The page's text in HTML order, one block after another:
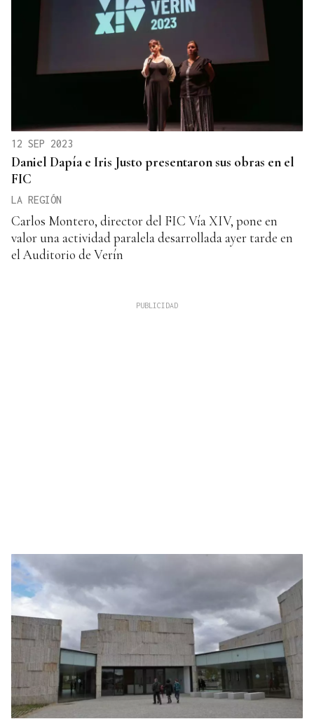
12 SEP 2023
Daniel Dapía e Iris Justo presentaron sus obras en el
FIC
LA REGIÓN
Carlos Montero, director del FIC Vía XIV, pone en
valor una actividad paralela desarrollada ayer tarde en
el Auditorio de Verín